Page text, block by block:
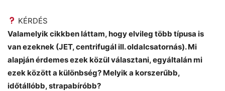
KÉRDÉS
Valamelyik cikkben láttam, hogy elvileg több típusa is
van ezeknek (JET, centrifugál ill. oldalcsatornás). Mi
alapján érdemes ezek közül választani, egyáltalán mi
ezek között a különbség? Melyik a korszerűbb,
időtállóbb, strapabíróbb?